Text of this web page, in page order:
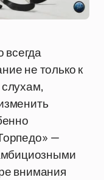
всегда
не только к
—
внимания